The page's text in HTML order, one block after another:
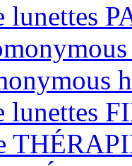
lunettes
lunettes